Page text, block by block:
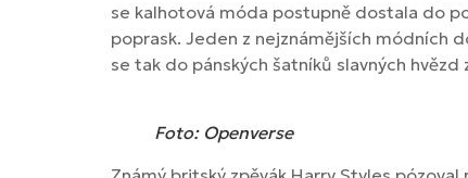
se kalhotová móda postupně dostala do
poprask. Jeden z nejznámějších módních
se tak do pánských šatníků slavných
Foto: Openverse